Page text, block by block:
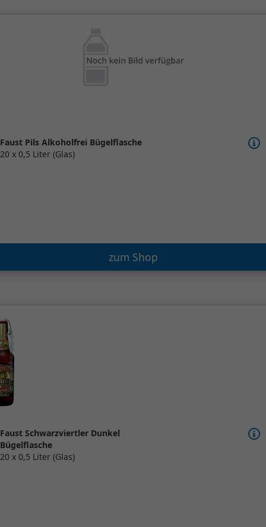
Faust Pils Alkoholfrei Bügelflasche
20 x 0,5 Liter (Glas)
zum Shop
Faust Schwarzviertler Dunkel
Bügelflasche
20 x 0,5 Liter (Glas)